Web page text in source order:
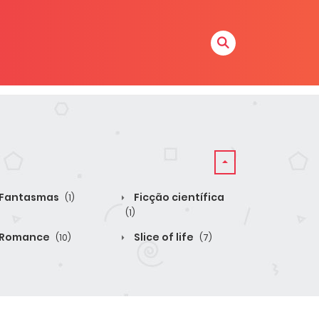
Fantasmas (1) Ficção científica
(1)
Romance (10) Slice of life (7)